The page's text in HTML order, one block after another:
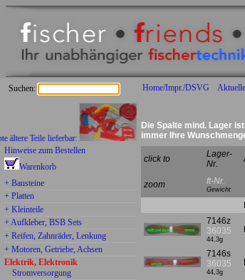
Home/Impr./DSVG
Suchen:
Teile lieferbar:
Hinweise zum Bestellen
Warenkorb
+ Bausteine
+ Platten
+ Kleinteile
+ Aufkleber, BSB Sets
+ Reifen, Zahnräder, Lenkung
+ Motoren, Getriebe, Achsen
Elektrik, Elektronik
Stromversorgung
Die Spalte mind. Lager
immer Ihre
click to
Lager-
Nr.
zoom ft-Nr.
Gewicht
7146z
36035
44,3g
7146s
36035
44,3g